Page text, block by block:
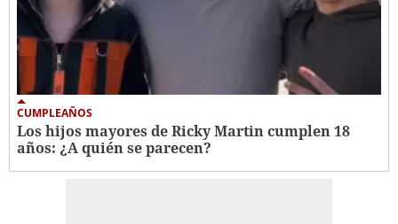
CUMPLEAÑOS
Los hijos mayores de Ricky Martin cumplen 18
años: ¿A quién se parecen?